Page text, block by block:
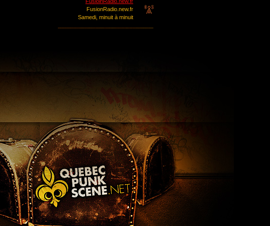
FusionRadio.new.fr
Samedi, minuit à minuit